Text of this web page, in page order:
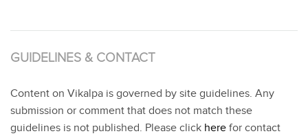
GUIDELINES & CONTACT
Content on Vikalpa is governed by site guidelines. Any
submission or comment that does not match these
guidelines is not published. Please click here for contact